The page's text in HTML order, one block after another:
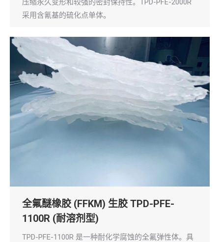
压缩永久变形和较强的密封保持性。TPD-PFE-2000R
采用含氰基的硫化点单体。
全氟醚橡胶 (FFKM) 生胶 TPD-PFE-
1100R (耐溶剂型)
TPD-PFE-1100R 是一种耐化学腐蚀的全氟弹性体。具